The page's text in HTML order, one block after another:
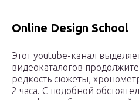
Online Design School
Этот youtube-канал
видеокаталогов
редкость сюжеты,
2 часа. С подобной